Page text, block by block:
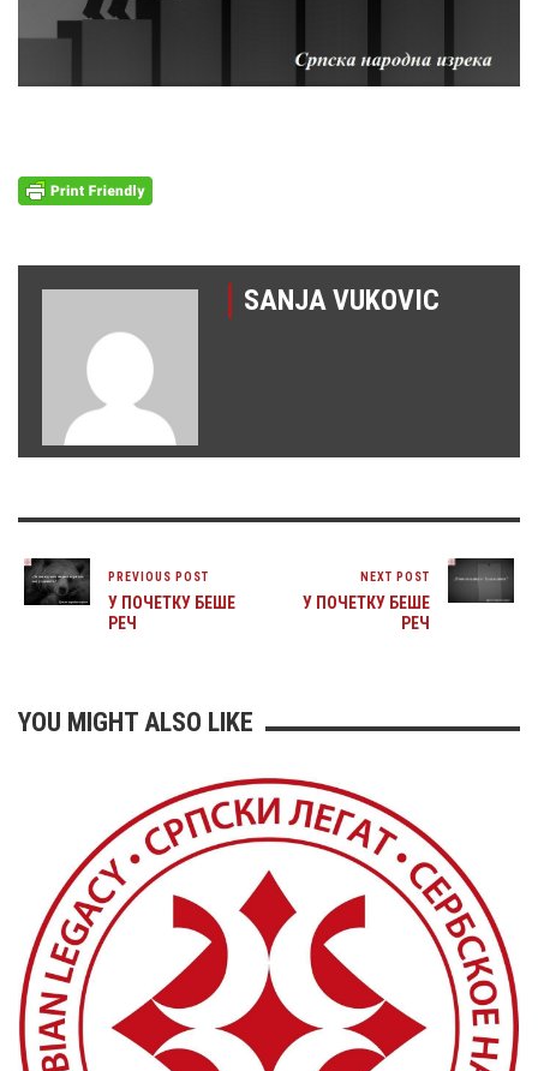
SANJA VUKOVIC
PREVIOUS POST
У ПОЧЕТКУ БЕШЕ
РЕЧ
NEXT POST
У ПОЧЕТКУ БЕШЕ
РЕЧ
YOU MIGHT ALSO LIKE